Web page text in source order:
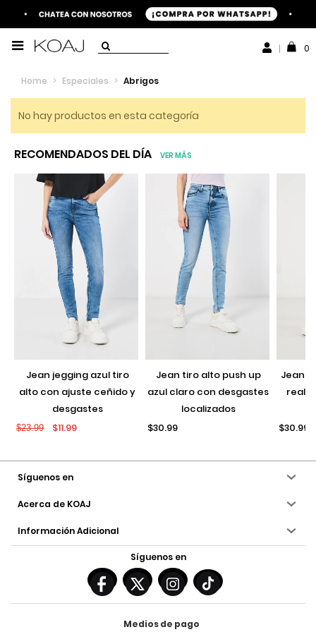
0
Home > Especiales > Abrigos
No hay productos en esta categoría
RECOMENDADOS DEL DÍA VER MÁS
jean jegging azul tiro
alto con ajuste ceñido y
desgastes
$23.99 $11.99
jean tiro alto push up
azul claro con desgastes
localizados
$30.99
jean push up negro con
$30.99
Síguenos en
Acerca de KOAJ
Información Adicional
Síguenos en
Medios de pago